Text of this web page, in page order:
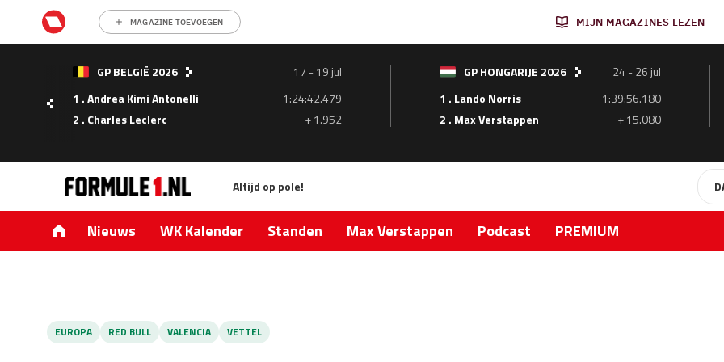
MAGAZINE TOEVOEGEN MIJN MAGAZINES LEZEN
GP BELGIË 2026
17 - 19 jul
1 . Andrea Kimi Antonelli
1:24:42.479
2 . Charles Leclerc
+ 1.952
GP HONGARIJE 2026
24 - 26 jul
1 . Lando Norris
1:39:56.180
2 . Max Verstappen
+ 15.080
Altijd op pole!
Nieuws WK Kalender Standen Max Verstappen Podcast PREMIUM
EUROPA RED BULL VALENCIA VETTEL